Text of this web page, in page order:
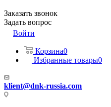
Заказать звонок
Задать вопрос
Войти
Корзина0
Избранные товары0
klient@dnk-russia.com